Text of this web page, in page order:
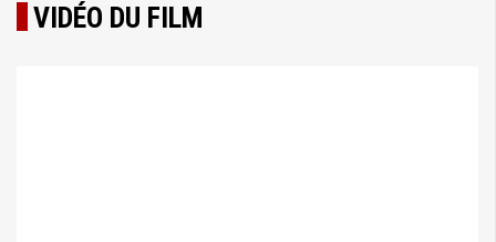
VIDÉO DU FILM